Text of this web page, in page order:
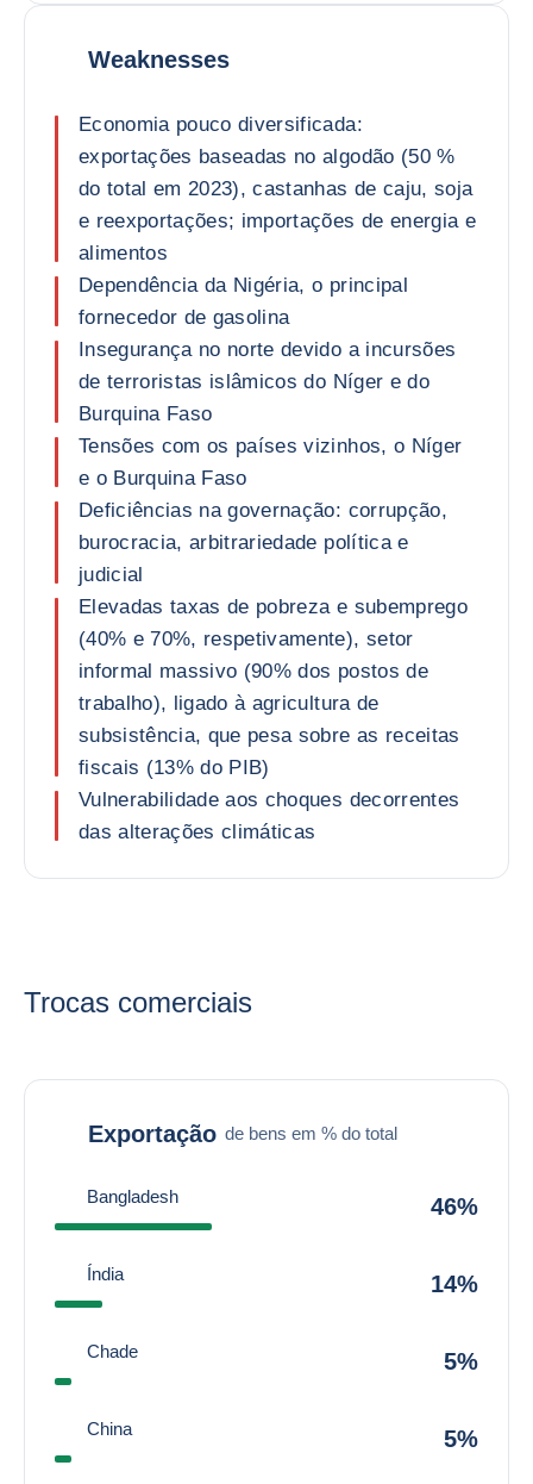
Weaknesses
Economia pouco diversificada:
exportações baseadas no algodão (50 %
do total em 2023), castanhas de caju, soja
e reexportações; importações de energia e
alimentos
Dependência da Nigéria, o principal
fornecedor de gasolina
Insegurança no norte devido a incursões
de terroristas islâmicos do Níger e do
Burquina Faso
Tensões com os países vizinhos, o Níger
e o Burquina Faso
Deficiências na governação: corrupção,
burocracia, arbitrariedade política e
judicial
Elevadas taxas de pobreza e subemprego
(40% e 70%, respetivamente), setor
informal massivo (90% dos postos de
trabalho), ligado à agricultura de
subsistência, que pesa sobre as receitas
fiscais (13% do PIB)
Vulnerabilidade aos choques decorrentes
das alterações climáticas
Trocas comerciais
Exportação de bens em % do total
Bangladesh 46%
Índia 14%
Chade 5%
China 5%